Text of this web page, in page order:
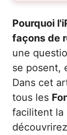
Pourquoi
façons de
une
se posent,
Dans cet
tous les
facilitent la